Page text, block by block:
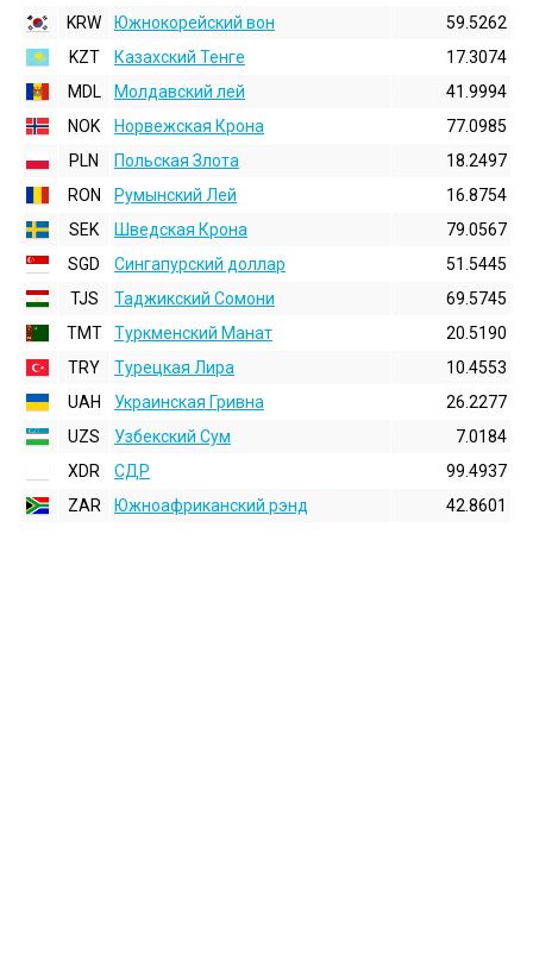
KRW
Южнокорейский вон
59.5262
KZT
Казахский Тенге
17.3074
MDL
Молдавский лей
41.9994
NOK
Норвежская Крона
77.0985
PLN
Польская Злота
18.2497
RON
Румынский Лей
16.8754
SEK
Шведская Крона
79.0567
SGD
Сингапурский доллар
51.5445
TJS
Таджикский Сомони
69.5745
TMT
Туркменский Манат
20.5190
TRY
Турецкая Лира
10.4553
UAH
Украинская Гривна
26.2277
UZS
Узбекский Сум
7.0184
XDR
СДР
99.4937
ZAR
Южноафриканский рэнд 42.8601